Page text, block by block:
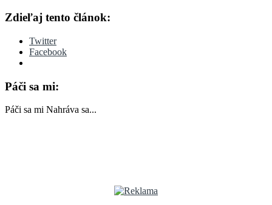
Zdieľaj tento článok:
Twitter
Facebook
Páči sa mi:
Páči sa mi Nahráva sa...